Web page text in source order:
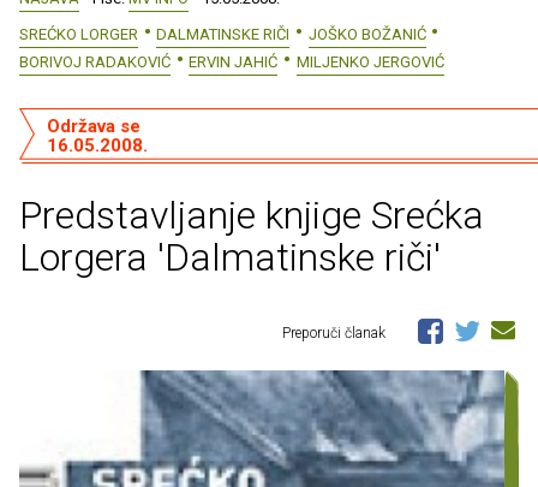
SREĆKO LORGER
DALMATINSKE RIČI
JOŠKO BOŽANIĆ
BORIVOJ RADAKOVIĆ
ERVIN JAHIĆ MILJENKO JERGOVIĆ
Predstavljanje knjige Srećka
Lorgera 'Dalmatinske riči'
Održava se
16.05.2008.
Preporuči članak